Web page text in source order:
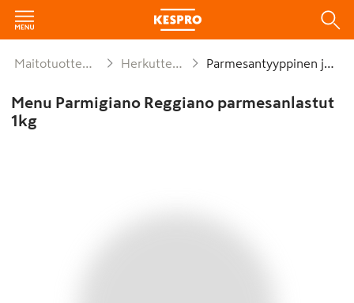
Maitotuotteet ja munat Herkuttelujuustot Parmesantyyppinen juusto
Menu Parmigiano Reggiano parmesanlastut
1kg